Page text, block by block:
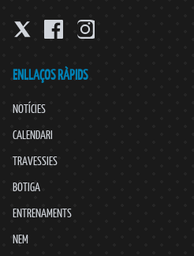
ENLLAÇOS RÀPIDS
NOTÍCIES
CALENDARI
TRAVESSIES
BOTIGA
ENTRENAMENTS
NEM